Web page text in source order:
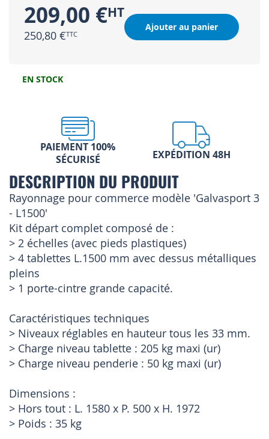
209,00 €
250,80 €
Ajouter au panier
EN STOCK
PAIEMENT 100%
SÉCURISÉ
EXPÉDITION 48H
DESCRIPTION DU PRODUIT
Rayonnage pour commerce modèle 'Galvasport 3
- L1500'
Kit départ complet composé de :
> 2 échelles (avec pieds plastiques)
> 4 tablettes L.1500 mm avec dessus métalliques
pleins
> 1 porte-cintre grande capacité.
Caractéristiques techniques
> Niveaux réglables en hauteur tous les 33 mm.
> Charge niveau tablette : 205 kg maxi (ur)
> Charge niveau penderie : 50 kg maxi (ur)
Dimensions :
> Hors tout : L. 1580 x P. 500 x H. 1972
> Poids : 35 kg